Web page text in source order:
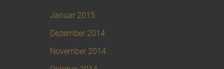
Januar 2015
Dezember 2014
November 2014